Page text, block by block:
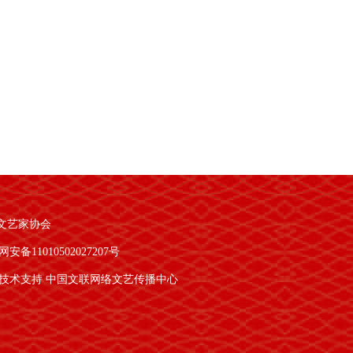
艺家协会
安备11010502027207号
术支持 中国文联网络文艺传播中心